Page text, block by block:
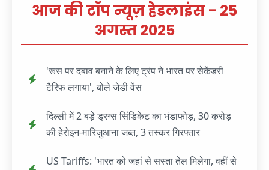
आज की टॉप न्यूज़ हेडलाइंस - 25
अगस्त 2025
'रूस पर दबाव बनाने के लिए ट्रंप ने भारत पर सेकेंडरी
टैरिफ लगाया', बोले जेडी वेंस
दिल्ली में 2 बड़े ड्रग्स सिंडिकेट का भंडाफोड़, 30 करोड़
की हेरोइन-मारिजुआना जब्त, 3 तस्कर गिरफ्तार
US Tariffs: 'भारत को जहां से सस्ता तेल मिलेगा, वहीं से